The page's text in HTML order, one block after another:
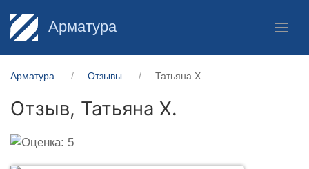
Арматура
Арматура Отзывы Татьяна Х.
Отзыв, Татьяна Х.